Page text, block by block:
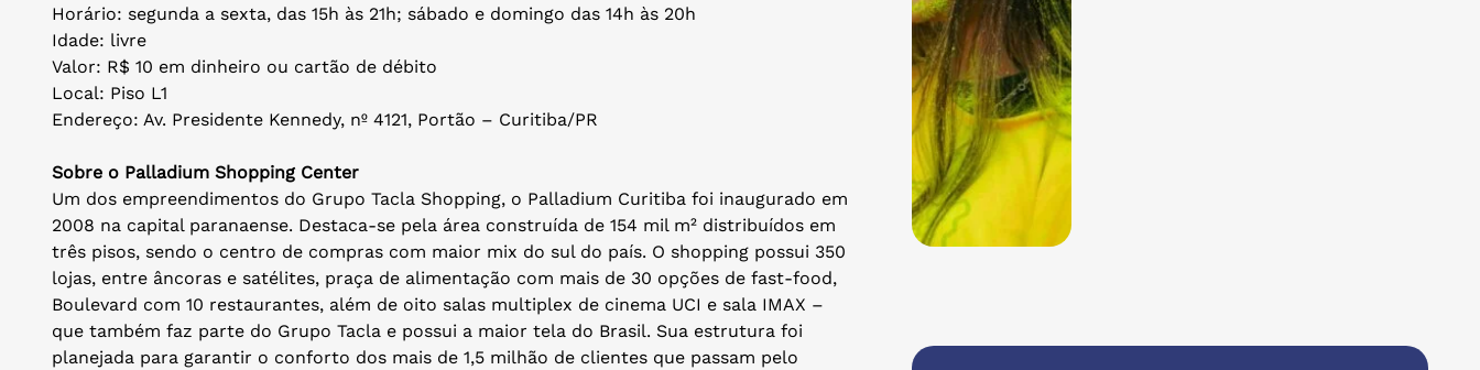
Horário: segunda a sexta, das 15h às 21h; sábado e domingo das 14h às 20h
Idade: livre
Valor: R$ 10 em dinheiro ou cartão de débito
Local: Piso L1
Endereço: Av. Presidente Kennedy, nº 4121, Portão – Curitiba/PR
Sobre o Palladium Shopping Center
Um dos empreendimentos do Grupo Tacla Shopping, o Palladium Curitiba foi inaugurado em
2008 na capital paranaense. Destaca-se pela área construída de 154 mil m² distribuídos em
três pisos, sendo o centro de compras com maior mix do sul do país. O shopping possui 350
lojas, entre âncoras e satélites, praça de alimentação com mais de 30 opções de fast-food,
Boulevard com 10 restaurantes, além de oito salas multiplex de cinema UCI e sala IMAX –
que também faz parte do Grupo Tacla e possui a maior tela do Brasil. Sua estrutura foi
planejada para garantir o conforto dos mais de 1,5 milhão de clientes que passam pelo